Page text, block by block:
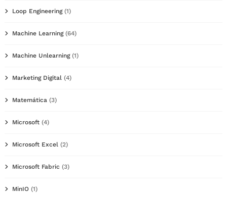
Loop Engineering(1)
Machine Learning(64)
Machine Unlearning(1)
Marketing Digital (4)
Matemática (3)
Microsoft (4)
Microsoft Excel (2)
Microsoft Fabric (3)
MinIO (1)